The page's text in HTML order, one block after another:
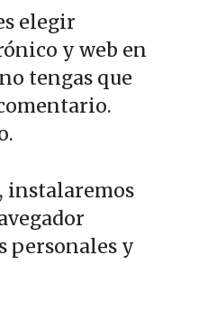
elegir
y web en
tengas que
instalaremos
personales y